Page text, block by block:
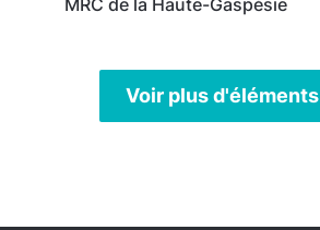
MRC de la Haute-Gaspésie
Voir plus d'éléments